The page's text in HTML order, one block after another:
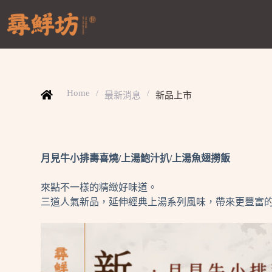
Home / 最新消息 / 新品上市
月見牛小排壽喜燒/上湯鮑汁扒/上湯魚翅撈飯
來點不一樣的精緻好味道。
三道人氣新品，延伸經典上湯系列風味，帶來更豐富